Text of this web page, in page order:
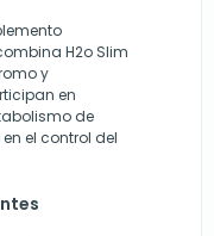
H2o Slim
y
en
de
el control del